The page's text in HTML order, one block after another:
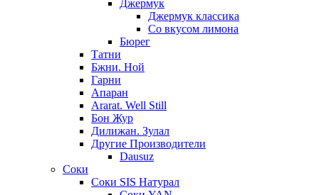
Джермук
Джермук классика
Со вкусом лимона
Бюрег
Татни
Бжни. Ной
Гарни
Апаран
Ararat. Well Still
Бон Жур
Дилижан. Зулал
Другие Производители
Dausuz
Соки
Соки SIS Натурал